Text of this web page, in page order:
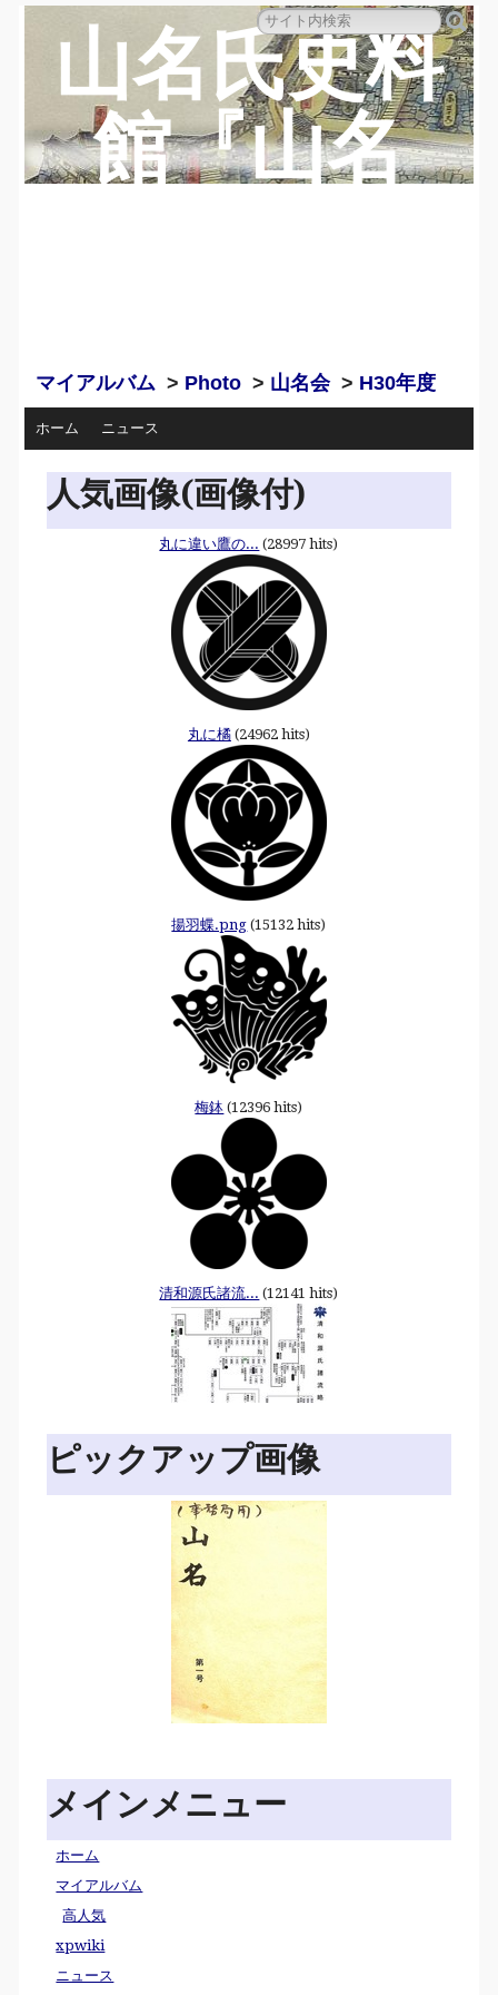
山名氏史料
館『山名
マイアルバム > Photo > 山名会> H30年度
ホーム ニュース
人気画像(画像付)
丸に違い鷹の... (28997 hits)
丸に橘(24962 hits)
揚羽蝶.png (15132 hits)
梅鉢 (12396 hits)
清和源氏諸流... (12141 hits)
ピックアップ画像
メインメニュー
ホーム
マイアルバム
高人気
xpwiki
ニュース